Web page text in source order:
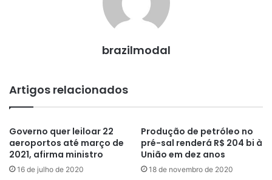
brazilmodal
Artigos relacionados
Governo quer leiloar 22
aeroportos até março de
2021, afirma ministro
16 de julho de 2020
Produção de petróleo no
pré-sal renderá R$ 204 bi à
União em dez anos
18 de novembro de 2020